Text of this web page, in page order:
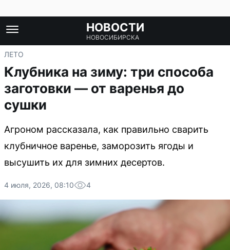
НОВОСТИ
НОВОСИБИРСКА
ЛЕТО
Клубника на зиму: три способа
заготовки — от варенья до
сушки
Агроном рассказала, как правильно сварить
клубничное варенье, заморозить ягоды и
высушить их для зимних десертов.
4 июля, 2026, 08:10 4